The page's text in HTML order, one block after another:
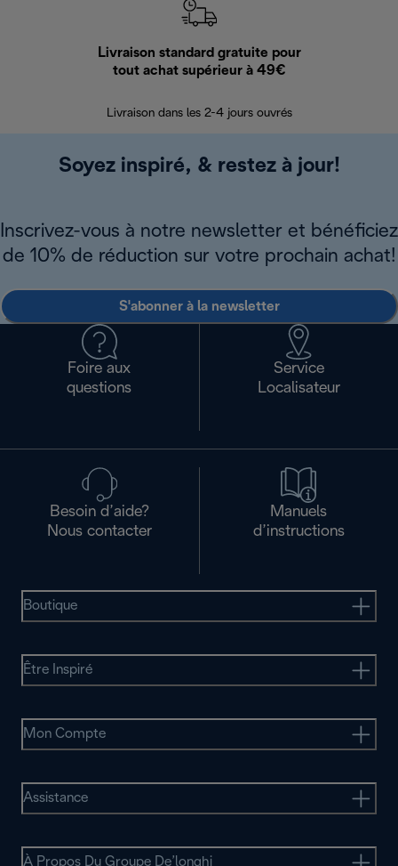
Livraison standard gratuite pour
tout achat supérieur à 49€
Livraison dans les 2-4 jours ouvrés
Soyez inspiré, & restez à jour!
Inscrivez-vous à notre newsletter et bénéficiez
de 10% de réduction sur votre prochain achat!
S'abonner à la newsletter
Foire aux
questions
Service
Localisateur
Besoin d’aide?
Nous contacter
Manuels
d’instructions
Boutique
Être Inspiré
Mon Compte
Assistance
À Propos Du Groupe De’longhi